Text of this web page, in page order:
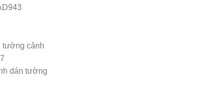
dán tường